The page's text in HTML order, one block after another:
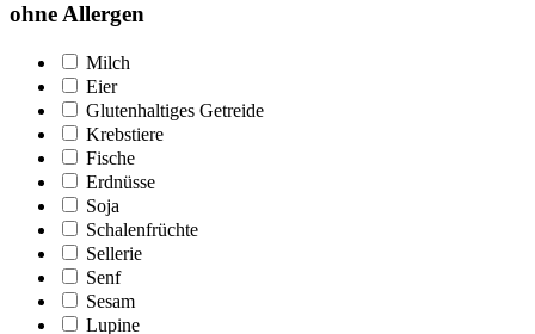
ohne Allergen
Milch
Eier
Glutenhaltiges Getreide
Krebstiere
Fische
Erdnüsse
Soja
Schalenfrüchte
Sellerie
Senf
Sesam
Lupine